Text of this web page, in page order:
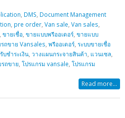
, DMS, Document Management
, pre order, Van sale, Van sales,
, ขายเชื่อ, ขายแบบพรีออเดอร์, ขายแบบ
ถขาย Vansales, พรีออเดอร์, ระบบขายเชื่อ
บชำระเงิน, วางแผนกระจายสินค้า, แวนเซล,
ถขาย, โปรแกรม vansale, โปรแกรม
Read more...